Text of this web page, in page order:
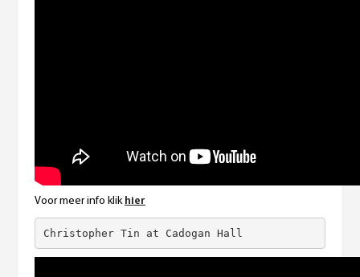
Voor meer info klik hier
Christopher Tin at Cadogan Hall